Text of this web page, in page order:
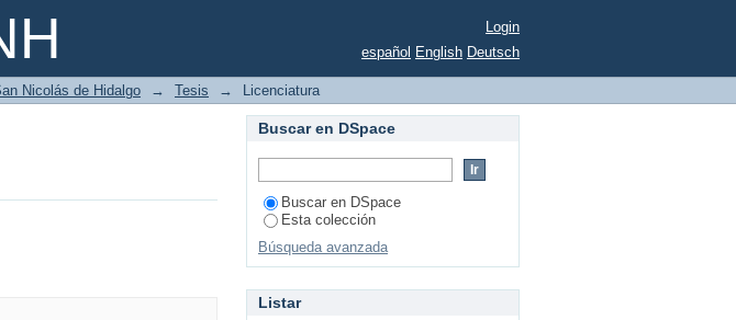
Login
español English Deutsch
Nicolás de Hidalgo → Tesis → Licenciatura
Buscar en DSpace
Buscar en DSpace
Esta colección
Búsqueda avanzada
Listar